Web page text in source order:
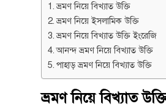
ভ্রমণ নিয়ে বিখ্যাত উক্তি
ভ্রমণ নিয়ে ইসলামিক উক্তি
ভ্রমণ নিয়ে বিখ্যাত উক্তি ইংরেজি
আনন্দ ভ্রমণ নিয়ে বিখ্যাত উক্তি
পাহাড় ভ্রমণ নিয়ে বিখ্যাত উক্তি
ভ্রমণ নিয়ে বিখ্যাত